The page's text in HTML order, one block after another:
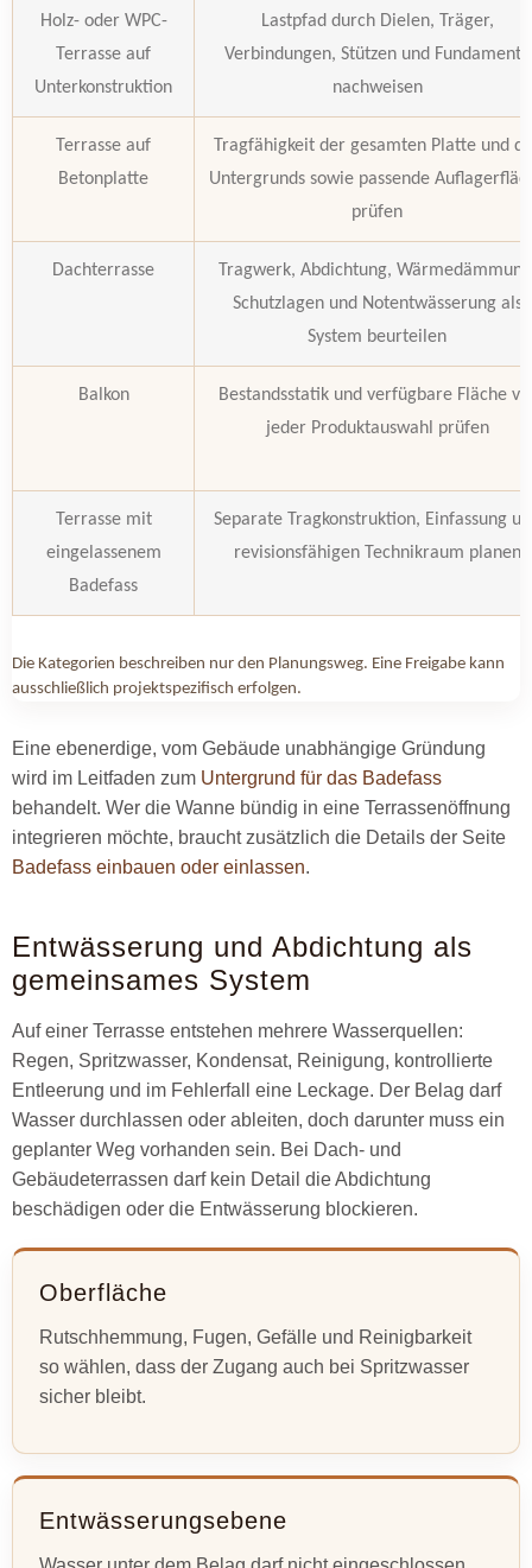
Holz- oder WPC-
Terrasse auf
Unterkonstruktion
Lastpfad durch Dielen, Träger,
Verbindungen, Stützen und Fundamente
nachweisen
Terrasse auf
Betonplatte
Tragfähigkeit der gesamten Platte und
Untergrunds sowie passende
prüfen
Dachterrasse
Tragwerk, Abdichtung,
Schutzlagen und Notentwässerung als
System beurteilen
Balkon
Bestandsstatik und verfügbare Fläche
jeder Produktauswahl prüfen
Terrasse mit
eingelassenem
Badefass
Separate Tragkonstruktion, Einfassung
revisionsfähigen Technikraum planen
Die Kategorien beschreiben nur den Planungsweg. Eine Freigabe kann
ausschließlich projektspezifisch erfolgen.
Eine ebenerdige, vom Gebäude unabhängige Gründung
wird im Leitfaden zum Untergrund für das Badefass
behandelt. Wer die Wanne bündig in eine Terrassenöffnung
integrieren möchte, braucht zusätzlich die Details der Seite
Badefass einbauen oder einlassen.
Entwässerung und Abdichtung als
gemeinsames System
Auf einer Terrasse entstehen mehrere Wasserquellen:
Regen, Spritzwasser, Kondensat, Reinigung, kontrollierte
Entleerung und im Fehlerfall eine Leckage. Der Belag darf
Wasser durchlassen oder ableiten, doch darunter muss ein
geplanter Weg vorhanden sein. Bei Dach- und
Gebäudeterrassen darf kein Detail die Abdichtung
beschädigen oder die Entwässerung blockieren.
Oberfläche
Rutschhemmung, Fugen, Gefälle und Reinigbarkeit
so wählen, dass der Zugang auch bei Spritzwasser
sicher bleibt.
Entwässerungsebene